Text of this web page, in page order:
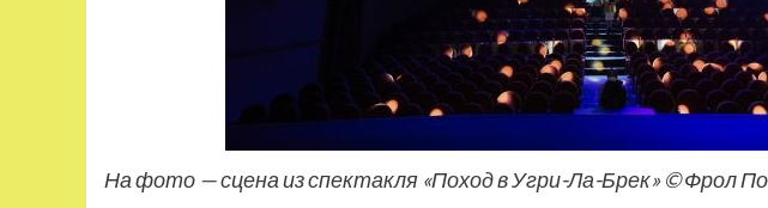
На фото — сцена из спектакля «Поход в Угри-Ла-Брек» © Фрол